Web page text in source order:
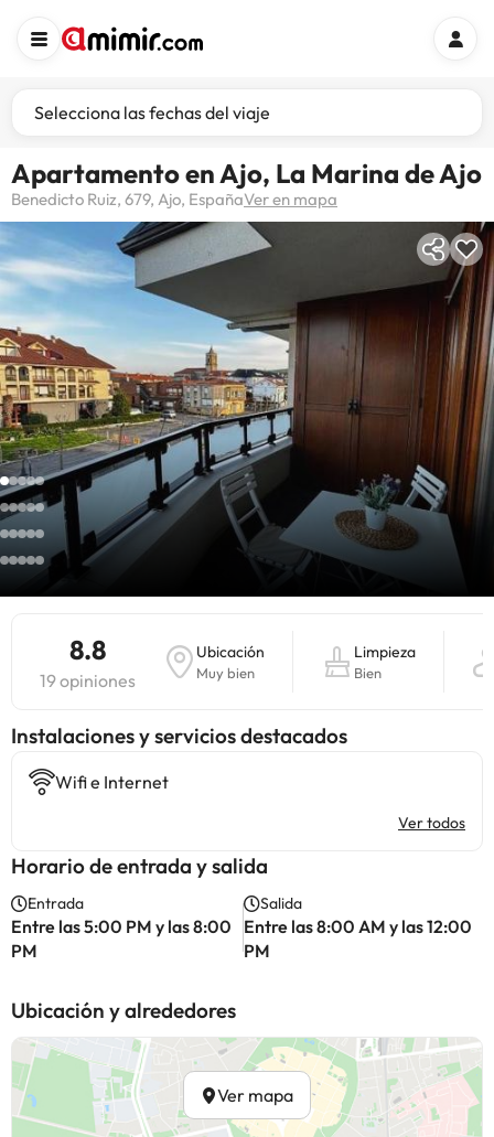
Selecciona las fechas del viaje
Apartamento en Ajo, La Marina de Ajo
Benedicto Ruiz, 679, Ajo, EspañaVer en mapa
8.8
19 opiniones
Ubicación
Muy bien
Limpieza
Bien
Instalaciones y servicios destacados
Wifi e Internet
Ver todos
Horario de entrada y salida
Entrada
Entre las 5:00 PM y las 8:00
PM
Salida
Entre las 8:00 AM y las 12:00
PM
Ubicación y alrededores
Ver mapa